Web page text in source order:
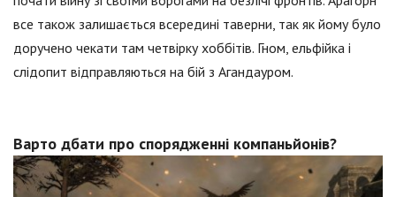
все також залишається всередині таверни, так як йому було
доручено чекати там четвірку хоббітів. Гном, ельфійка і
слідопит відправляються на бій з Агандауром.
Варто дбати про спорядженні компаньйонів?